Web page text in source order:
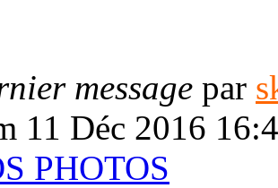
message par
11 Déc 2016
PHOTOS